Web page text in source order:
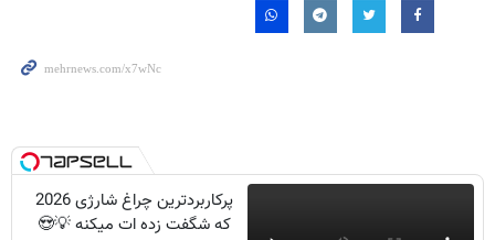
پرکاربردترین چراغ شارژی 2026
که شگفت زده ات میکنه 💡😍